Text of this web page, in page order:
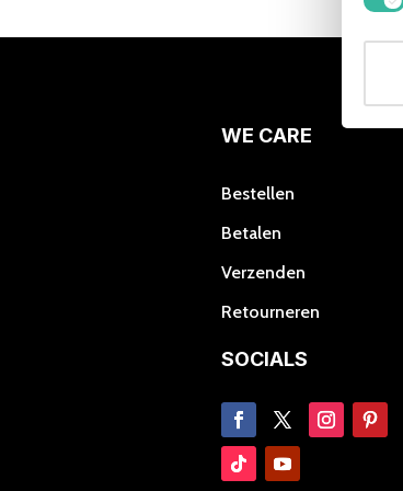
Deze
optie
WE CARE
Bestellen
Betalen
Verzenden
Retourneren
SOCIALS